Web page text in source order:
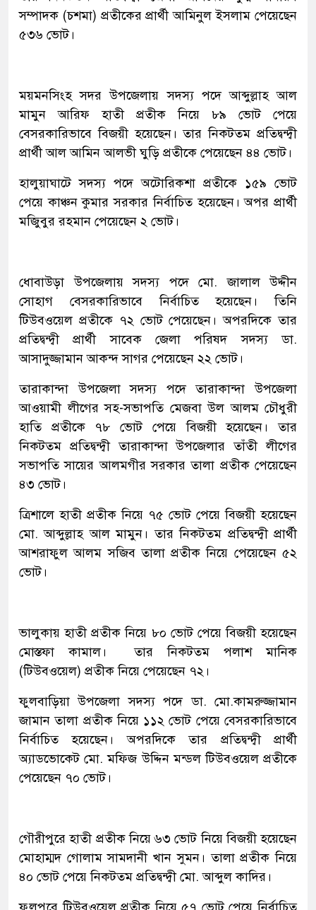
সম্পাদক (চশমা) প্রতীকের প্রার্থী আমিনুল ইসলাম পেয়েছেন
৫৩৬ ভোট।
ময়মনসিংহ সদর উপজেলায় সদস্য পদে আব্দুল্লাহ আল
মামুন আরিফ হাতী প্রতীক নিয়ে ৮৯ ভোট পেয়ে
বেসরকারিভাবে বিজয়ী হয়েছেন। তার নিকটতম প্রতিদ্বন্দ্বী
প্রার্থী আল আমিন আলভী ঘুড়ি প্রতীকে পেয়েছেন ৪৪ ভোট।
হালুয়াঘাটে সদস্য পদে অটোরিকশা প্রতীকে ১৫৯ ভোট
পেয়ে কাঞ্চন কুমার সরকার নির্বাচিত হয়েছেন। অপর প্রার্থী
মজিুবুর রহমান পেয়েছেন ২ ভোট।
ধোবাউড়া উপজেলায় সদস্য পদে মো. জালাল উদ্দীন
সোহাগ বেসরকারিভাবে নির্বাচিত হয়েছেন। তিনি
টিউবওয়েল প্রতীকে ৭২ ভোট পেয়েছেন। অপরদিকে তার
প্রতিদ্বন্দ্বী প্রার্থী সাবেক জেলা পরিষদ সদস্য ডা.
আসাদুজ্জামান আকন্দ সাগর পেয়েছেন ২২ ভোট।
তারাকান্দা উপজেলা সদস্য পদে তারাকান্দা উপজেলা
আওয়ামী লীগের সহ-সভাপতি মেজবা উল আলম চৌধুরী
হাতি প্রতীকে ৭৮ ভোট পেয়ে বিজয়ী হয়েছেন। তার
নিকটতম প্রতিদ্বন্দ্বী তারাকান্দা উপজেলার তাঁতী লীগের
সভাপতি সায়ের আলমগীর সরকার তালা প্রতীক পেয়েছেন
৪৩ ভোট।
ত্রিশালে হাতী প্রতীক নিয়ে ৭৫ ভোট পেয়ে বিজয়ী হয়েছেন
মো. আব্দুল্লাহ আল মামুন। তার নিকটতম প্রতিদ্বন্দ্বী প্রার্থী
আশরাফুল আলম সজিব তালা প্রতীক নিয়ে পেয়েছেন ৫২
ভোট।
ভালুকায় হাতী প্রতীক নিয়ে ৮০ ভোট পেয়ে বিজয়ী হয়েছেন
মোস্তফা কামাল। তার নিকটতম পলাশ মানিক
(টিউবওয়েল) প্রতীক নিয়ে পেয়েছেন ৭২।
ফুলবাড়িয়া উপজেলা সদস্য পদে ডা. মো.কামরুজ্জামান
জামান তালা প্রতীক নিয়ে ১১২ ভোট পেয়ে বেসরকারিভাবে
নির্বাচিত হয়েছেন। অপরদিকে তার প্রতিদ্বন্দ্বী প্রার্থী
অ্যাডভোকেট মো. মফিজ উদ্দিন মন্ডল টিউবওয়েল প্রতীকে
পেয়েছেন ৭০ ভোট।
গৌরীপুরে হাতী প্রতীক নিয়ে ৬৩ ভোট নিয়ে বিজয়ী হয়েছেন
মোহাম্মদ গোলাম সামদানী খান সুমন। তালা প্রতীক নিয়ে
৪০ ভোট পেয়ে নিকটতম প্রতিদ্বন্দ্বী মো. আব্দুল কাদির।
ফুলপুরে টিউবওয়েল প্রতীক নিয়ে ৫৭ ভোট পেয়ে নির্বাচিত